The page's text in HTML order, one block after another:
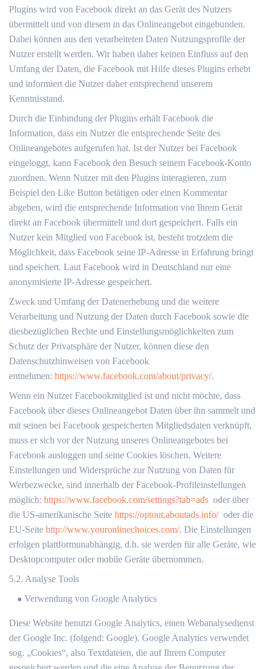
Plugins wird von Facebook direkt an das Gerät des Nutzers
übermittelt und von diesem in das Onlineangebot eingebunden.
Dabei können aus den verarbeiteten Daten Nutzungsprofile der
Nutzer erstellt werden. Wir haben daher keinen Einfluss auf den
Umfang der Daten, die Facebook mit Hilfe dieses Plugins erhebt
und informiert die Nutzer daher entsprechend unserem
Kenntnisstand.
Durch die Einbindung der Plugins erhält Facebook die
Information, dass ein Nutzer die entsprechende Seite des
Onlineangebotes aufgerufen hat. Ist der Nutzer bei Facebook
eingeloggt, kann Facebook den Besuch seinem Facebook-Konto
zuordnen. Wenn Nutzer mit den Plugins interagieren, zum
Beispiel den Like Button betätigen oder einen Kommentar
abgeben, wird die entsprechende Information von Ihrem Gerät
direkt an Facebook übermittelt und dort gespeichert. Falls ein
Nutzer kein Mitglied von Facebook ist, besteht trotzdem die
Möglichkeit, dass Facebook seine IP-Adresse in Erfahrung bringt
und speichert. Laut Facebook wird in Deutschland nur eine
anonymisierte IP-Adresse gespeichert.
Zweck und Umfang der Datenerhebung und die weitere
Verarbeitung und Nutzung der Daten durch Facebook sowie die
diesbezüglichen Rechte und Einstellungsmöglichkeiten zum
Schutz der Privatsphäre der Nutzer, können diese den
Datenschutzhinweisen von Facebook
entnehmen: https://www.facebook.com/about/privacy/.
Wenn ein Nutzer Facebookmitglied ist und nicht möchte, dass
Facebook über dieses Onlineangebot Daten über ihn sammelt und
mit seinen bei Facebook gespeicherten Mitgliedsdaten verknüpft,
muss er sich vor der Nutzung unseres Onlineangebotes bei
Facebook ausloggen und seine Cookies löschen. Weitere
Einstellungen und Widersprüche zur Nutzung von Daten für
Werbezwecke, sind innerhalb der Facebook-Profileinstellungen
möglich: https://www.facebook.com/settings?tab=ads oder über
die US-amerikanische Seite https://optout.aboutads.info/oder die
EU-Seite http://www.youronlinechoices.com/. Die Einstellungen
erfolgen plattformunabhängig, d.h. sie werden für alle Geräte, wie
Desktopcomputer oder mobile Geräte übernommen.
5.2. Analyse Tools
Verwendung von Google Analytics
Diese Website benutzt Google Analytics, einen Webanalysedienst
der Google Inc. (folgend: Google). Google Analytics verwendet
sog. „Cookies“, also Textdateien, die auf Ihrem Computer